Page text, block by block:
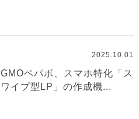
2025.10.01
GMOペパボ、スマホ特化「ス
ワイプ型LP」の作成機...